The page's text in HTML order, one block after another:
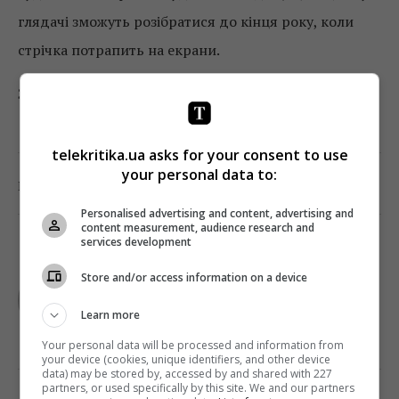
глядачі зможуть розібратися до кінця року, коли
стрічка потрапить на екрани.
Заголовне фото: Ivona
Поділитись: Facebook
TELEKRITIKA
telekritika.ua asks for your consent to use
your personal data to:
Personalised advertising and content, advertising and
content measurement, audience research and
services development
Store and/or access information on a device
Learn more
Your personal data will be processed and information from
your device (cookies, unique identifiers, and other device
data) may be stored by, accessed by and shared with 227
partners, or used specifically by this site. We and our partners